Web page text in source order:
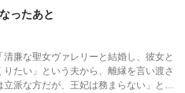
ったあと
廉な聖女ヴァレリーと結婚し、彼女と
りたい」という夫から、離縁を言い渡さ
派な方だが、王妃は務まらない」と二